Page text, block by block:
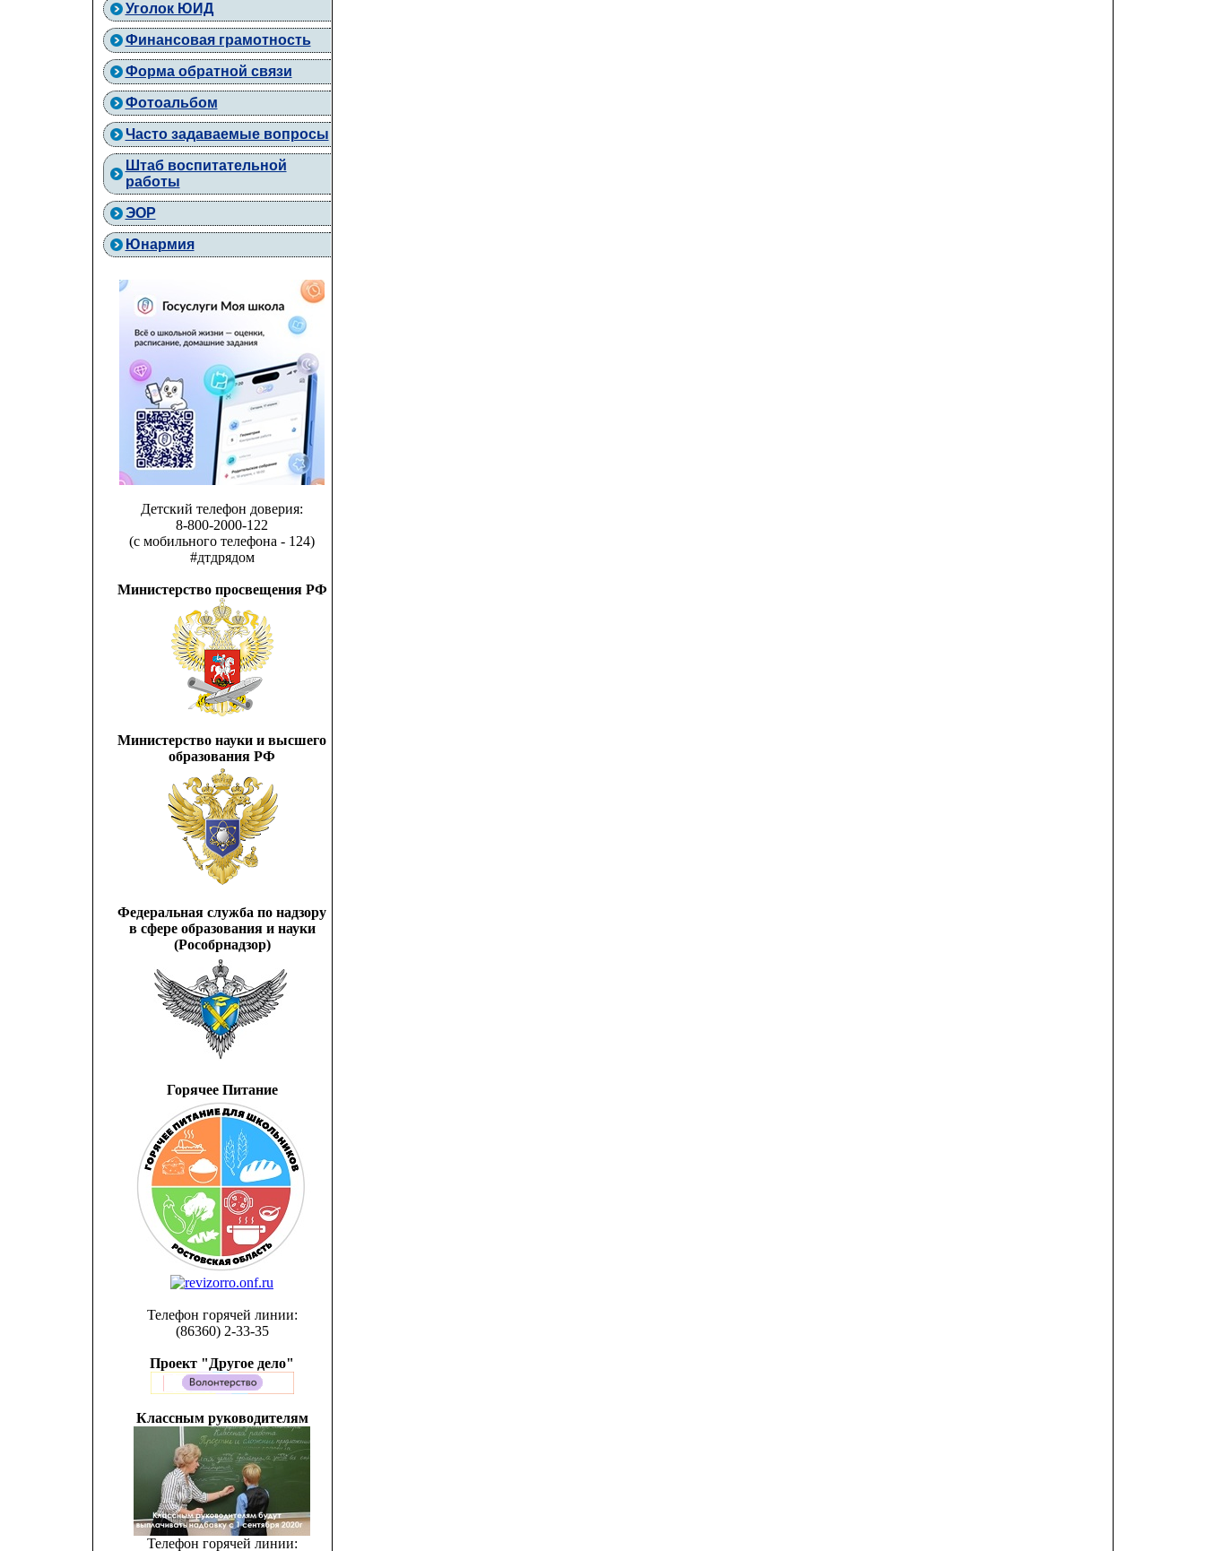
Уголок ЮИД
Финансовая грамотность
Форма обратной связи
Фотоальбом
Часто задаваемые вопросы
Штаб воспитательной
работы
ЭОР
Юнармия
Детский телефон доверия:
8-800-2000-122
(с мобильного телефона - 124)
#дтдрядом
Министерство просвещения РФ
Министерство науки и высшего
образования РФ
Федеральная служба по надзору
в сфере образования и науки
(Рособрнадзор)
Горячее Питание
Телефон горячей линии:
(86360) 2-33-35
Проект "Другое дело"
Классным руководителям
Телефон горячей линии: